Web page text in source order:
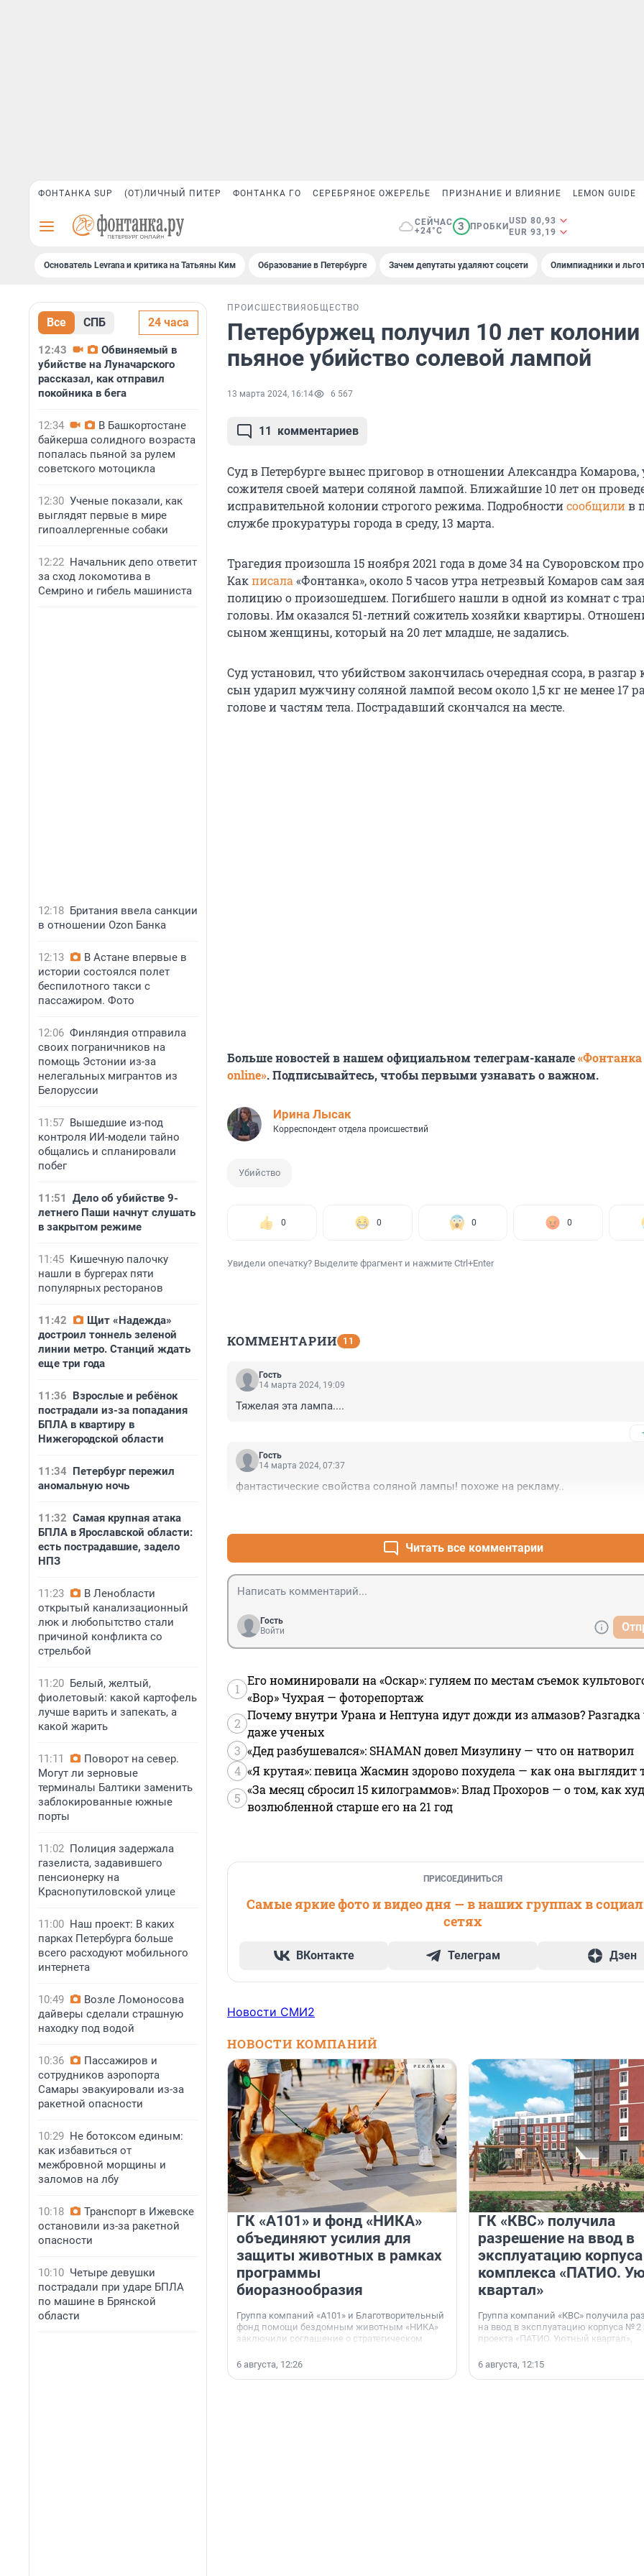
ФОНТАНКА SUP (ОТ)ЛИЧНЫЙ ПИТЕР ФОНТАНКА ГО СЕРЕБРЯНОЕ ОЖЕРЕЛЬЕ ПРИЗНАНИЕ И ВЛИЯНИЕ LEMON GUIDE
СЕЙЧАС
+24°C
3 ПРОБКИ
USD 80,93
EUR 93,19
Основатель Levrana и критика на Татьяны Ким Образование в Петербурге Зачем депутаты удаляют соцсети Олимпиадники и
Все СПБ 24 часа
12:43
Обвиняемый в
убийстве на Луначарского
рассказал, как отправил
покойника в бега
12:34
В Башкортостане
байкерша солидного возраста
попалась пьяной за рулем
советского мотоцикла
12:30 Ученые показали, как
выглядят первые в мире
гипоаллергенные собаки
12:22 Начальник депо ответит
за сход локомотива в
Семрино и гибель машиниста
12:18 Британия ввела санкции
в отношении Ozon Банка
12:13
В Астане впервые в
истории состоялся полет
беспилотного такси с
пассажиром. Фото
12:06 Финляндия отправила
своих пограничников на
помощь Эстонии из-за
нелегальных мигрантов из
Белоруссии
11:57 Вышедшие из-под
контроля ИИ-модели тайно
общались и спланировали
побег
11:51
Дело об убийстве 9-
летнего Паши начнут слушать
в закрытом режиме
11:45 Кишечную палочку
нашли в бургерах пяти
популярных ресторанов
11:42
Щит «Надежда»
достроил тоннель зеленой
линии метро. Станций ждать
еще три года
11:36 Взрослые и ребёнок
пострадали из-за попадания
БПЛА в квартиру в
Нижегородской области
11:34 Петербург пережил
аномальную ночь
11:32 Самая крупная атака
БПЛА в Ярославской области:
есть пострадавшие, задело
НПЗ
11:23
В Ленобласти
открытый канализационный
люк и любопытство стали
причиной конфликта со
стрельбой
11:20 Белый, желтый,
фиолетовый: какой картофель
лучше варить и запекать, а
какой жарить
11:11
Поворот на север.
Могут ли зерновые
терминалы Балтики заменить
заблокированные южные
порты
11:02 Полиция задержала
газелиста, задавившего
пенсионерку на
Краснопутиловской улице
11:00 Наш проект: В каких
парках Петербурга больше
всего расходуют мобильного
интернета
10:49
Возле Ломоносова
дайверы сделали страшную
находку под водой
10:36
Пассажиров и
сотрудников аэропорта
Самары эвакуировали из-за
ракетной опасности
10:29 Не ботоксом единым:
как избавиться от
межбровной морщины и
заломов на лбу
10:18
Транспорт в Ижевске
остановили из-за ракетной
опасности
10:10 Четыре девушки
пострадали при ударе БПЛА
по машине в Брянской
области
ПРОИСШЕСТВИЯ ОБЩЕСТВО
Петербуржец получил 10 лет колонии
пьяное убийство солевой лампой
13 марта 2024, 16:14 6 567
11 комментариев
Суд в Петербурге вынес приговор в отношении Александра Комарова,
сожителя своей матери соляной лампой. Ближайшие 10 лет он
исправительной колонии строгого режима. Подробностисообщилив
службе прокуратуры города в среду, 13 марта.
Трагедия произошла 15 ноября 2021 года в доме 34 на Суворовском
Какписала «Фонтанка», около 5 часов утра нетрезвый Комаров сам
полицию о произошедшем. Погибшего нашли в одной из комнат с
головы. Им оказался 51-летний сожитель хозяйки квартиры.
сыном женщины, который на 20 лет младше, не задались.
Суд установил, что убийством закончилась очередная ссора, в разгар
сын ударил мужчину соляной лампой весом около 1,5 кг не менее 17
голове и частям тела. Пострадавший скончался на месте.
Больше новостей в нашем официальном телеграм-канале«Фонтанка
online». Подписывайтесь, чтобы первыми узнавать о важном.
Ирина Лысак
Корреспондент отдела происшествий
Убийство
0 0 0 0
Увидели опечатку? Выделите фрагмент и нажмите Ctrl+Enter
КОММЕНТАРИИ 11
Гость
14 марта 2024, 19:09
Тяжелая эта лампа....
Гость
14 марта 2024, 07:37
фантастические свойства соляной лампы! похоже на рекламу..
Читать все комментарии
Гость
Войти
1
Его номинировали на «Оскар»: гуляем по местам съемок
«Вор» Чухрая — фоторепортаж
2
Почему внутри Урана и Нептуна идут дожди из алмазов?
даже ученых
3 «Дед разбушевался»: SHAMAN довел Мизулину — что он натворил
4 «Я крутая»: певица Жасмин здорово похудела — как она выглядит
5
«За месяц сбросил 15 килограммов»: Влад Прохоров — о том, как
возлюбленной старше его на 21 год
ПРИСОЕДИНИТЬСЯ
Самые яркие фото и видео дня — в наших группах в
сетях
ВКонтакте Телеграм Дзен
Новости СМИ2
НОВОСТИ КОМПАНИЙ
ГК «А101» и фонд «НИКА»
объединяют усилия для
защиты животных в рамках
программы
биоразнообразия
Группа компаний «А101» и Благотворительный
фонд помощи бездомным животным «НИКА»
заключили соглашение о стратегическом
6 августа, 12:26
ГК «КВС» получила
разрешение на ввод в
эксплуатацию
комплекса «ПАТИО.
квартал»
Группа компаний «КВС» получила
на ввод в эксплуатацию корпуса № 2
проекта «ПАТИО. Уютный квартал»,
Ленинградской области.
6 августа, 12:15